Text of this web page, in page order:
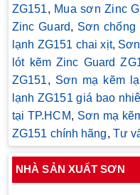
ZG151, Mua sơn Zinc
Zinc Guard, Sơn chống
lạnh ZG151 chai xịt,
lót kẽm Zinc Guard
ZG151, Sơn mạ kẽm
lạnh ZG151 giá bao
tại TP.HCM, Sơn mạ
ZG151 chính hãng, Tư
NHÀ SẢN XUẤT SƠN